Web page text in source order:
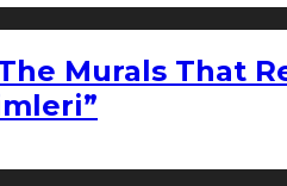
Murals That